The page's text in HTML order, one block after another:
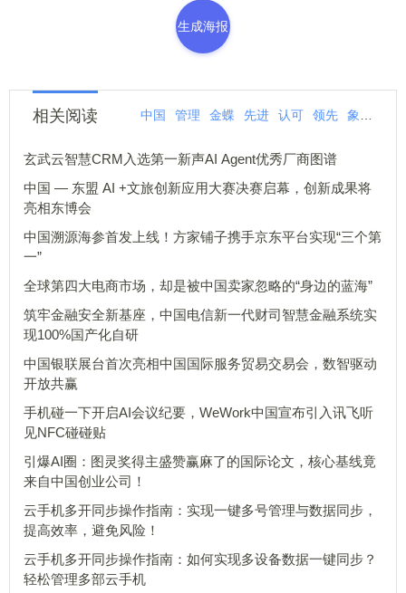
生成海报
相关阅读 中国 管理 金蝶 先进 认可 领先 象限
玄武云智慧CRM入选第一新声AI Agent优秀厂商图谱
中国 — 东盟 AI +文旅创新应用大赛决赛启幕，创新成果将
亮相东博会
中国溯源海参首发上线！方家铺子携手京东平台实现“三个第
一”
全球第四大电商市场，却是被中国卖家忽略的“身边的蓝海”
筑牢金融安全新基座，中国电信新一代财司智慧金融系统实
现100%国产化自研
中国银联展台首次亮相中国国际服务贸易交易会，数智驱动
开放共赢
手机碰一下开启AI会议纪要，WeWork中国宣布引入讯飞听
见NFC碰碰贴
引爆AI圈：图灵奖得主盛赞赢麻了的国际论文，核心基线竟
来自中国创业公司！
云手机多开同步操作指南：实现一键多号管理与数据同步，
提高效率，避免风险！
云手机多开同步操作指南：如何实现多设备数据一键同步？
轻松管理多部云手机